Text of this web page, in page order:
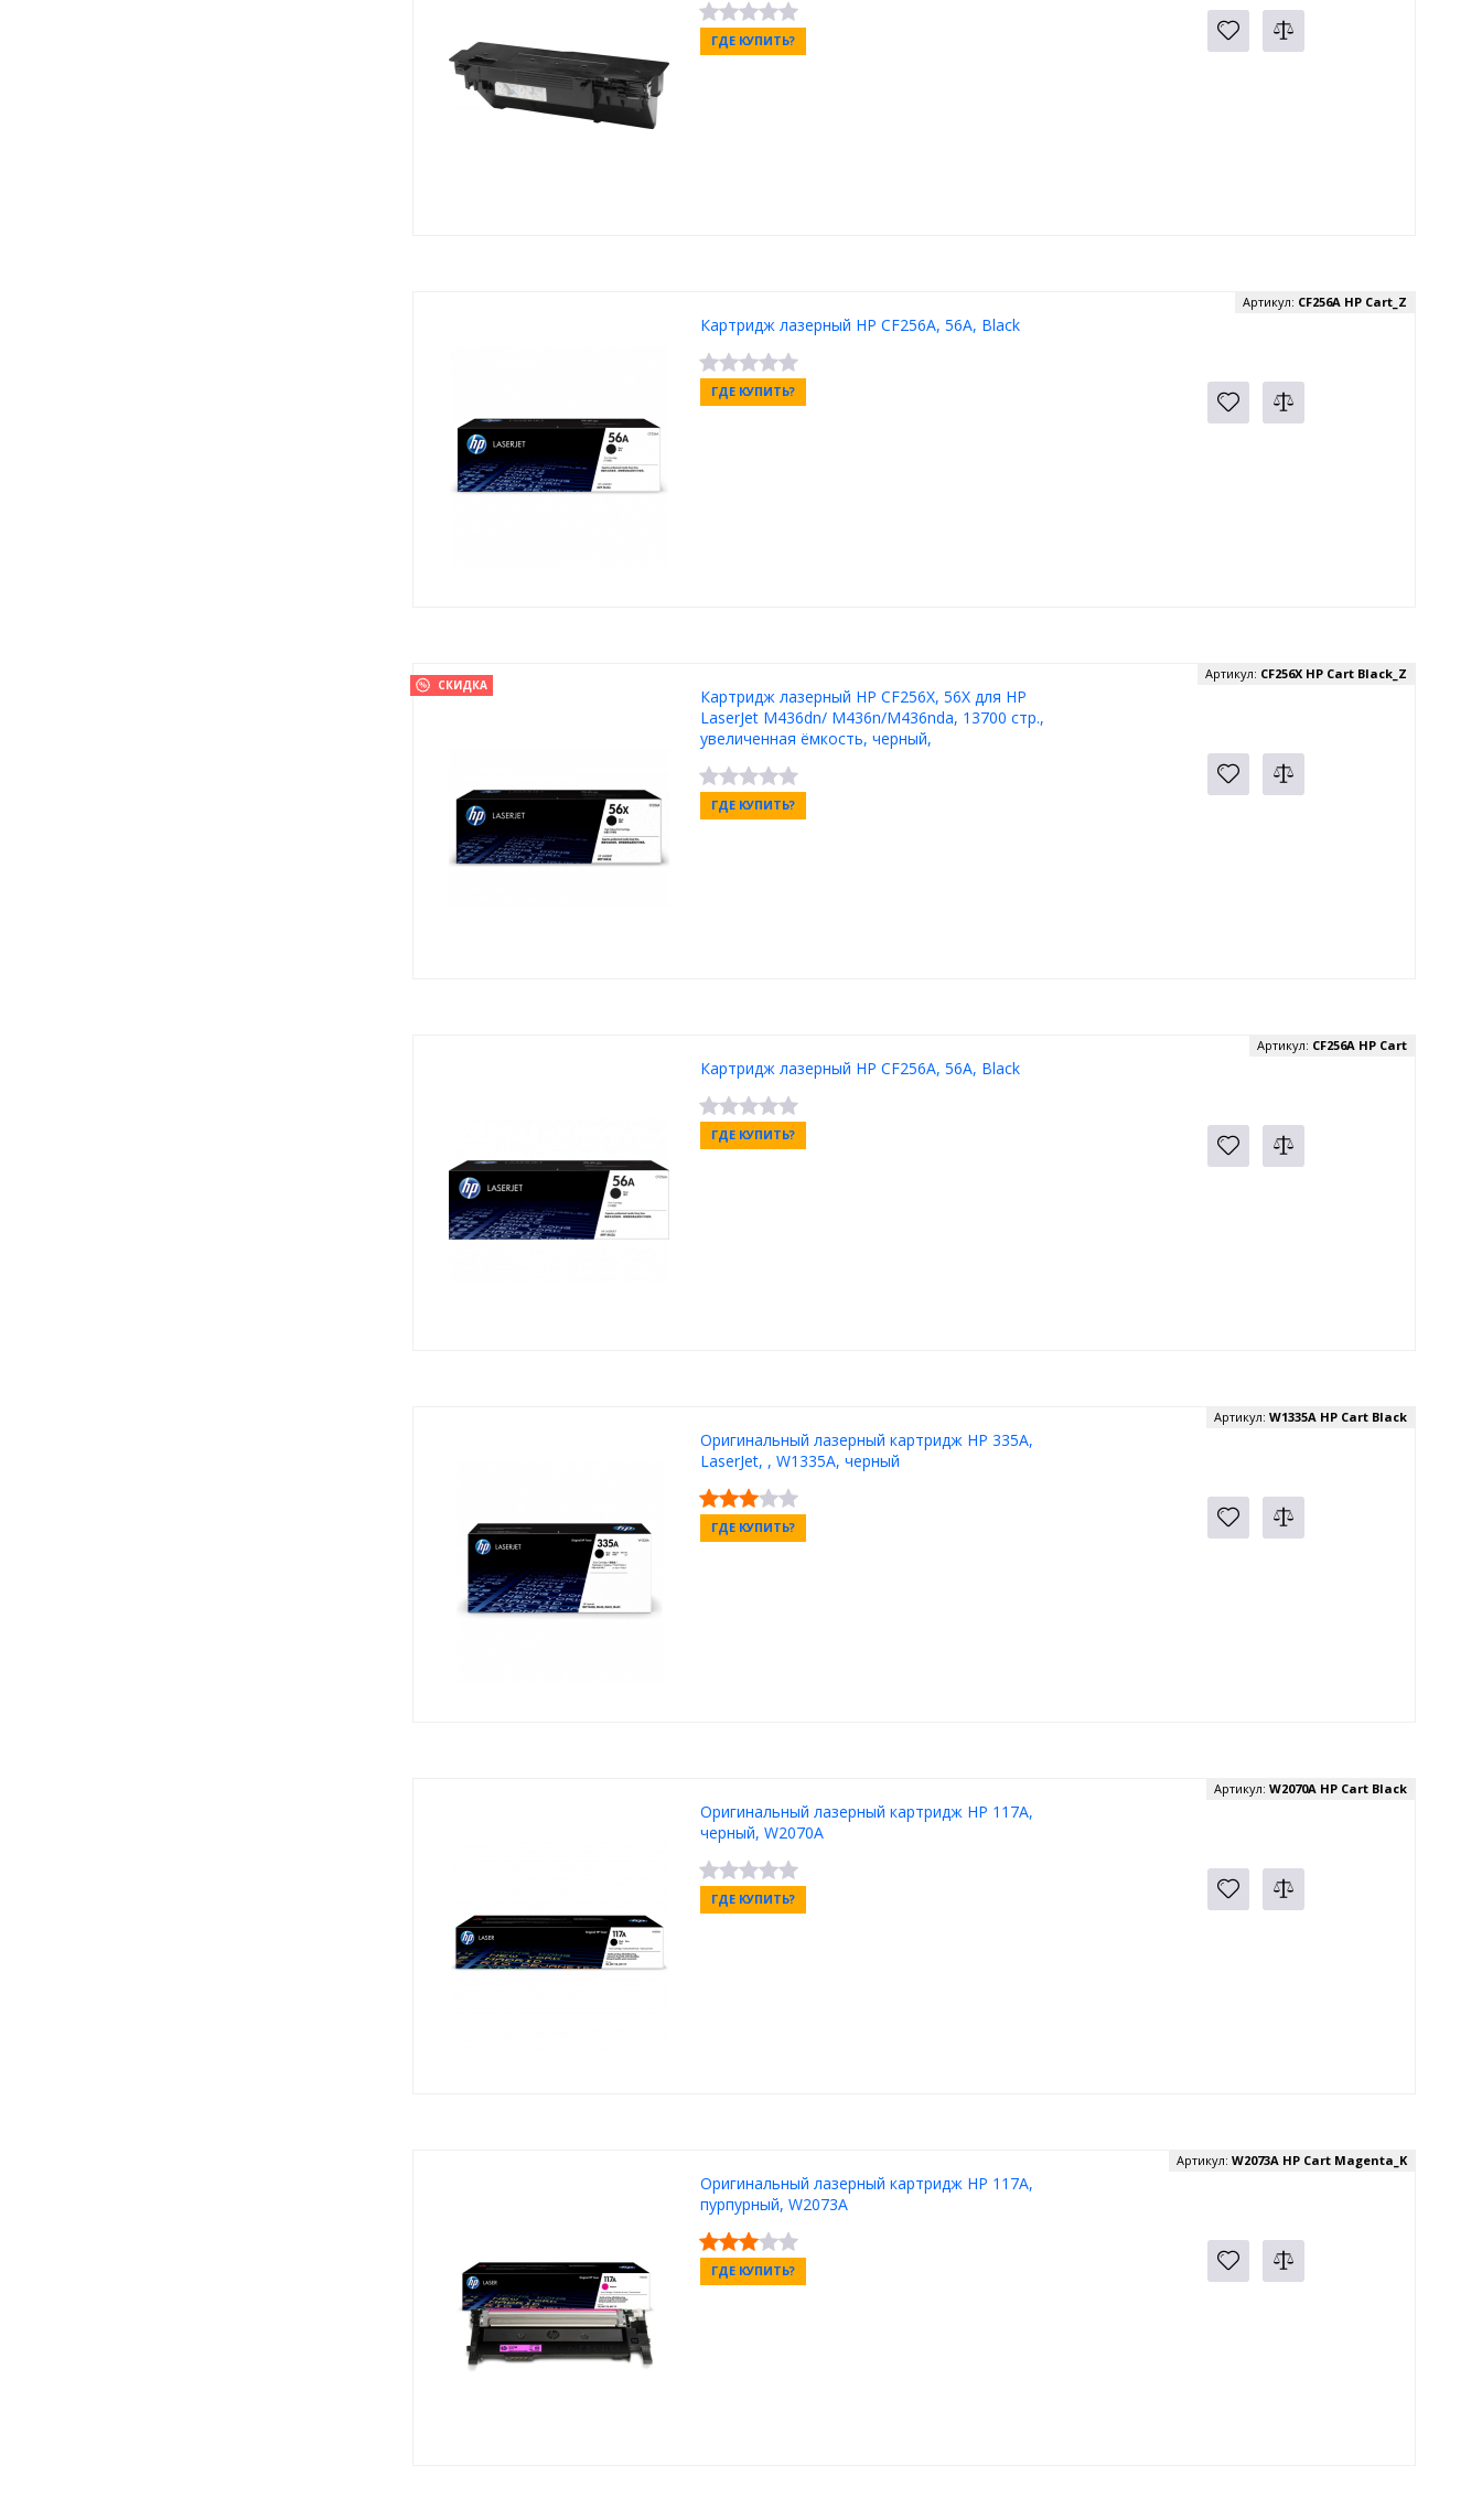
ГДЕ КУПИТЬ?
Картридж лазерный HP CF256A, 56A, Black
Артикул: CF256A HP Cart_Z
ГДЕ КУПИТЬ?
СКИДКА
Картридж лазерный HP CF256X, 56X для HP
LaserJet M436dn/ M436n/M436nda, 13700 стр.,
увеличенная ёмкость, черный,
Артикул: CF256X HP Cart Black_Z
ГДЕ КУПИТЬ?
Картридж лазерный HP CF256A, 56A, Black
Артикул: CF256A HP Cart
ГДЕ КУПИТЬ?
Оригинальный лазерный картридж HP 335A,
LaserJet, , W1335A, черный
Артикул: W1335A HP Cart Black
ГДЕ КУПИТЬ?
Оригинальный лазерный картридж HP 117A,
черный, W2070A
Артикул: W2070A HP Cart Black
ГДЕ КУПИТЬ?
Оригинальный лазерный картридж HP 117A,
пурпурный, W2073A
Артикул: W2073A HP Cart Magenta_K
ГДЕ КУПИТЬ?